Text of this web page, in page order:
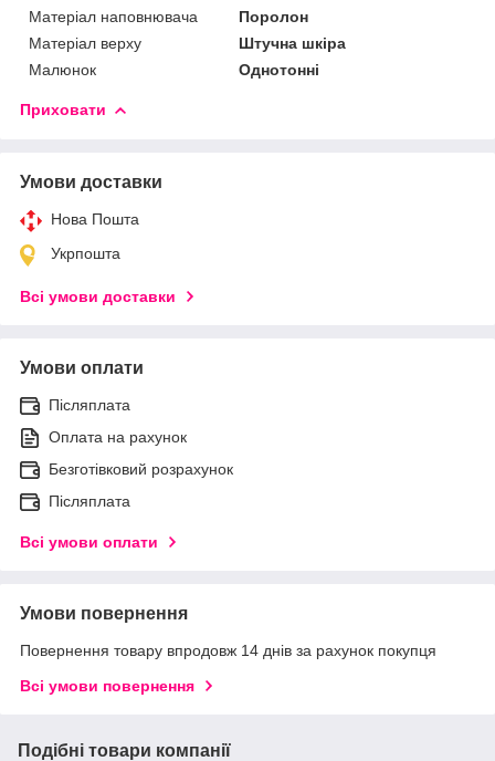
Матеріал наповнювача
Поролон
Матеріал верху
Штучна шкіра
Малюнок
Однотонні
Приховати
Умови доставки
Нова Пошта
Укрпошта
Всі умови доставки
Умови оплати
Післяплата
Оплата на рахунок
Безготівковий розрахунок
Післяплата
Всі умови оплати
Умови повернення
Повернення товару впродовж 14 днів за рахунок покупця
Всі умови повернення
Подібні товари компанії